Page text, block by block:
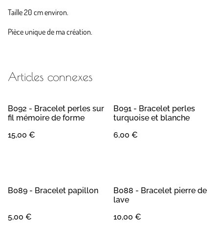
Taille 20 cm environ.
Pièce unique de ma création.
Articles connexes
B092 - Bracelet perles sur
fil mémoire de forme
15,00 €
B091 - Bracelet perles
turquoise et blanche
6,00 €
B089 - Bracelet papillon
5,00 €
B088 - Bracelet pierre de
lave
10,00 €